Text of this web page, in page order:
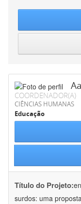
COORDENADOR(A)
CIÊNCIAS HUMANAS
Educação
Título do Projeto:
surdos: uma